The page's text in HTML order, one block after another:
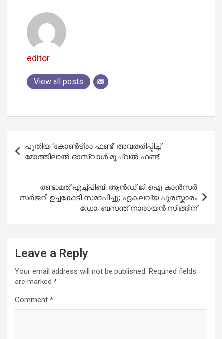
editor
View all posts
navigation
പുതിയ ‘കോൺട്രാ ഫണ്ട്’ അവതരിപ്പിച്ച്
മോത്തിലാൽ ഓസ്‌വാൾ മൂച്വൽ ഫണ്ട്
രണ്ടാമത് എച്ച്പിബി ആൻഡ് ജി.ഐ കാൻസർ
സർജറി ഉച്ചകോടി സമാപിച്ചു; ഏകലവ്യ പുരസ്കാരം
ഡോ. ബസന്ത് നാരായൻ സിങ്ങിന്
Leave a Reply
Your email address will not be published. Required fields
are marked *
Comment *